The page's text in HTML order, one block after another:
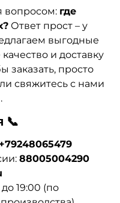
вопросом: где
Ответ прост – у
выгодные
и доставку
заказать, просто
свяжитесь с нами
📞
+79248065479
88005004290
19:00 (по